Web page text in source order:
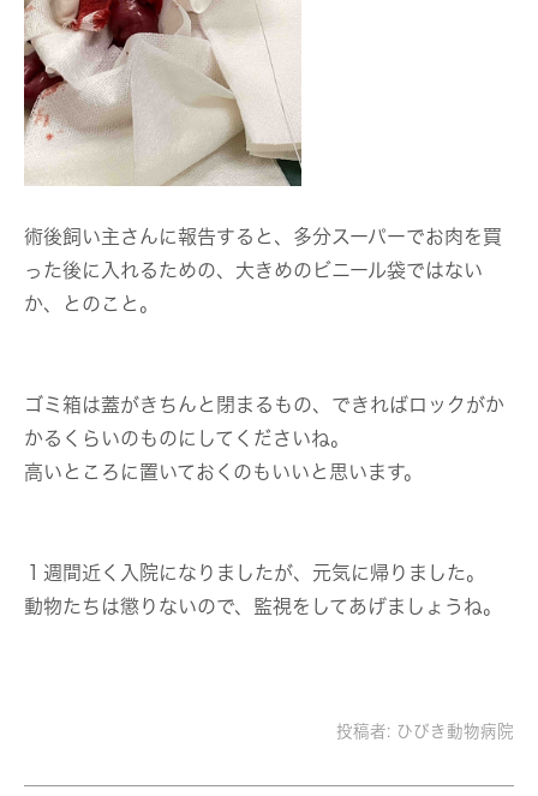
術後飼い主さんに報告すると、多分スーパーでお肉を買
った後に入れるための、大きめのビニール袋ではない
か、とのこと。
ゴミ箱は蓋がきちんと閉まるもの、できればロックがか
かるくらいのものにしてくださいね。
高いところに置いておくのもいいと思います。
１週間近く入院になりましたが、元気に帰りました。
動物たちは懲りないので、監視をしてあげましょうね。
投稿者: ひびき動物病院